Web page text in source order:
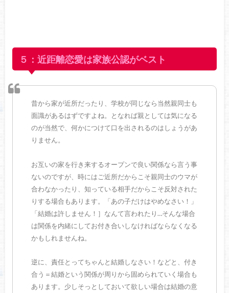
５：近距離恋愛は家族公認がベスト
昔から家が近所だったり、学校が同じなら当然親同士も
面識があるはずですよね。となれば親としては気になる
のが当然で、何かにつけて口を出されるのはしょうがあ
りません。
お互いの家を行き来するオープンで良い関係なら言う事
ないのですが、時にはご近所だからこそ親同士のウマが
合わなかったり、知っている相手だからこそ反対された
りする場合もあります。「あの子だけはやめなさい！」
「結婚は許しません！］なんて言われたり…そんな場合
は関係を内緒にしてお付き合いしなければならなくなる
かもしれませんね。
逆に、責任とってちゃんと結婚しなさい！などと、付き
合う＝結婚という関係が周りから固められていく場合も
あります。少しそっとしておいて欲しい場合は結婚の意